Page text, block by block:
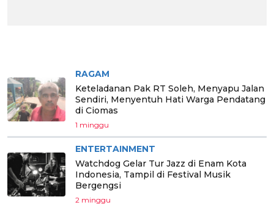
RAGAM
Keteladanan Pak RT Soleh, Menyapu Jalan
Sendiri, Menyentuh Hati Warga Pendatang
di Ciomas
1 minggu
ENTERTAINMENT
Watchdog Gelar Tur Jazz di Enam Kota
Indonesia, Tampil di Festival Musik
Bergengsi
2 minggu